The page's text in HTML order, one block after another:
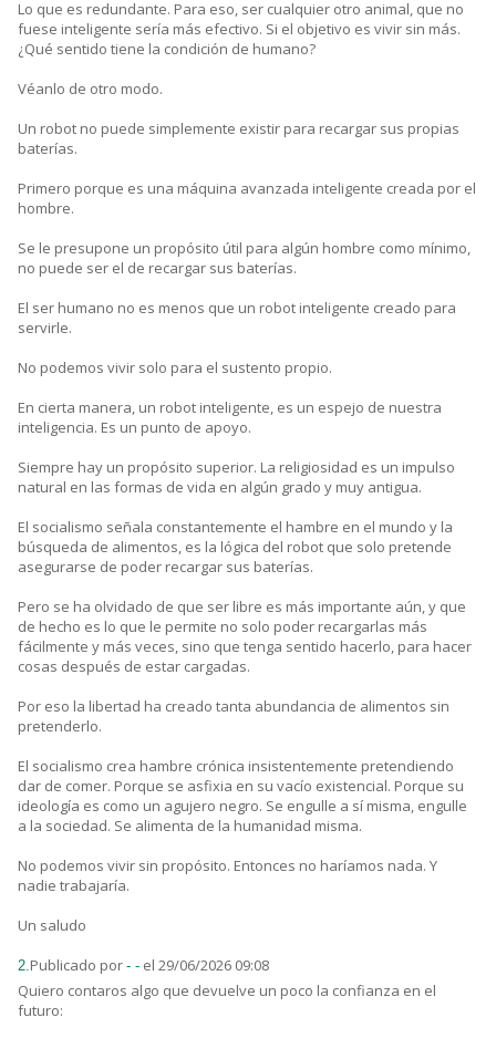
Lo que es redundante. Para eso, ser cualquier otro animal, que no
fuese inteligente sería más efectivo. Si el objetivo es vivir sin más.
¿Qué sentido tiene la condición de humano?
Véanlo de otro modo.
Un robot no puede simplemente existir para recargar sus propias
baterías.
Primero porque es una máquina avanzada inteligente creada por el
hombre.
Se le presupone un propósito útil para algún hombre como mínimo,
no puede ser el de recargar sus baterías.
El ser humano no es menos que un robot inteligente creado para
servirle.
No podemos vivir solo para el sustento propio.
En cierta manera, un robot inteligente, es un espejo de nuestra
inteligencia. Es un punto de apoyo.
Siempre hay un propósito superior. La religiosidad es un impulso
natural en las formas de vida en algún grado y muy antigua.
El socialismo señala constantemente el hambre en el mundo y la
búsqueda de alimentos, es la lógica del robot que solo pretende
asegurarse de poder recargar sus baterías.
Pero se ha olvidado de que ser libre es más importante aún, y que
de hecho es lo que le permite no solo poder recargarlas más
fácilmente y más veces, sino que tenga sentido hacerlo, para hacer
cosas después de estar cargadas.
Por eso la libertad ha creado tanta abundancia de alimentos sin
pretenderlo.
El socialismo crea hambre crónica insistentemente pretendiendo
dar de comer. Porque se asfixia en su vacío existencial. Porque su
ideología es como un agujero negro. Se engulle a sí misma, engulle
a la sociedad. Se alimenta de la humanidad misma.
No podemos vivir sin propósito. Entonces no haríamos nada. Y
nadie trabajaría.
Un saludo
2. Publicado por - - el 29/06/2026 09:08
Quiero contaros algo que devuelve un poco la confianza en el
futuro: